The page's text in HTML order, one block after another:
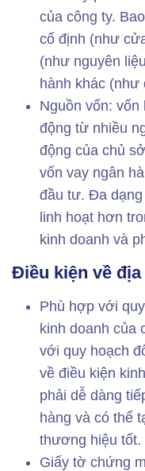
của công ty.
cố định (như
(như nguyên
hành khác
Nguồn vốn:
động từ nhiều
động của chủ
vốn vay ngân
đầu tư. Đa dạng
linh hoạt hơn
kinh doanh và
Điều kiện về
Phù hợp với
kinh doanh của
với quy hoạch
về điều kiện
phải dễ dàng
hàng và có thể
thương hiệu tốt.
Giấy tờ chứng